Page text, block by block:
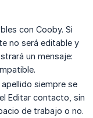
con Cooby. Si
no será editable y
un mensaje:
siempre se
Editar contacto, sin
de trabajo o no.